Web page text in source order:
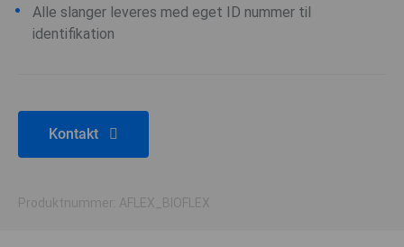
Alle slanger leveres med eget ID nummer til
identifikation
Kontakt
Produktnummer: AFLEX_BIOFLEX